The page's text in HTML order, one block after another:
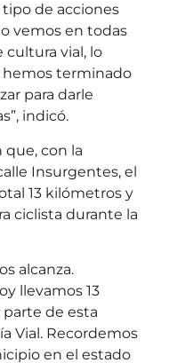
de acciones
vemos en todas
cultura vial, lo
hemos terminado
para darle
indicó.
que, con la
Insurgentes, el
13 kilómetros y
ciclista durante la
alcanza.
llevamos 13
de esta
Vial. Recordemos
en el estado